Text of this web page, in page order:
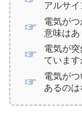
アルサイ
電気が
意味はあ
電気が
ています
電気が
あるのは